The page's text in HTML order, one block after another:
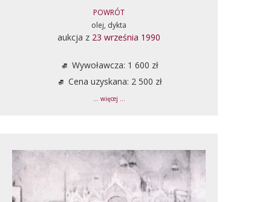
POWRÓT
olej, dykta
aukcja z 23 września 1990
Wywoławcza: 1 600 zł
Cena uzyskana: 2 500 zł
... więcej ...